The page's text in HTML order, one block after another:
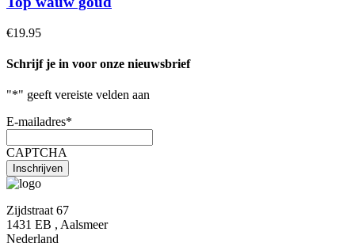
€19.95
Schrijf je in voor onze nieuwsbrief
"*" geeft vereiste velden aan
E-mailadres*
CAPTCHA
Zijdstraat 67
1431 EB , Aalsmeer
Nederland